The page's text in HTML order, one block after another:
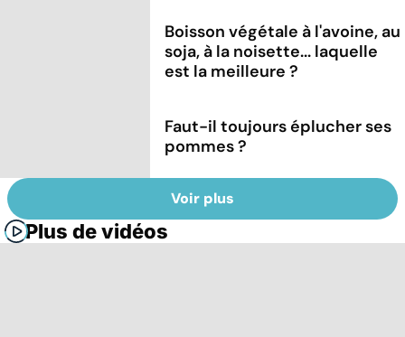
Boisson végétale à l'avoine, au
soja, à la noisette... laquelle
est la meilleure ?
Faut-il toujours éplucher ses
pommes ?
Voir plus
Plus de vidéos